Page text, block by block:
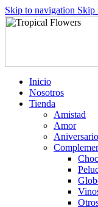
Skip to navigation Skip
Inicio
Nosotros
Tienda
Amistad
Amor
Aniversario